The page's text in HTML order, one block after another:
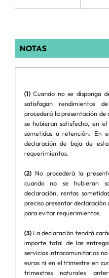
NOTAS
(1) Cuando no se disponga
satisfagan rendimientos
procederá la presentación
se hubieran satisfecho, en
sometidas a retención. En
declaración de baja de
requerimientos.
(2)No procederá la
cuando no se hubieran
declaración, rentas
preciso presentar declaración
para evitar requerimientos.
(3)La declaración tendrá
importe total de las
servicios intracomunitarios
euros ni en el trimestre en
trimestres naturales